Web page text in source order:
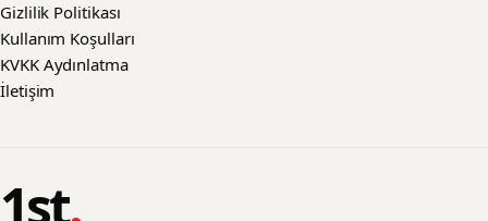
Gizlilik Politikası
Kullanım Koşulları
KVKK Aydınlatma
İletişim
1st.